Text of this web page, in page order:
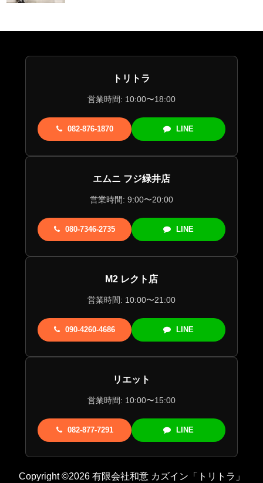
トリトラ
営業時間: 10:00〜18:00
082-876-1870 LINE
エムニ フジ緑井店
営業時間: 9:00〜20:00
080-7346-2735 LINE
M2 レクト店
営業時間: 10:00〜21:00
090-4260-4686 LINE
リエット
営業時間: 10:00〜15:00
082-877-7291 LINE
Copyright ©2026 有限会社和意 カズイン「トリトラ」